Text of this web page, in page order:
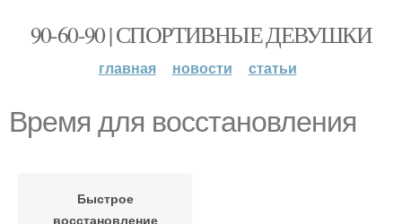
90-60-90 | СПОРТИВНЫЕ ДЕВУШКИ
главная новости статьи
Время для восстановления
Быстрое
восстановление